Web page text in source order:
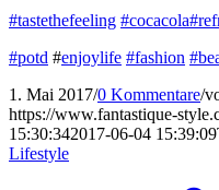
#tastethefeeling #cocacola
#potd #enjoylife #fashion
1. Mai 2017/0 Kommentare/
https://www.fantastique-
15:30:342017-06-04 15:39:09
Lifestyle